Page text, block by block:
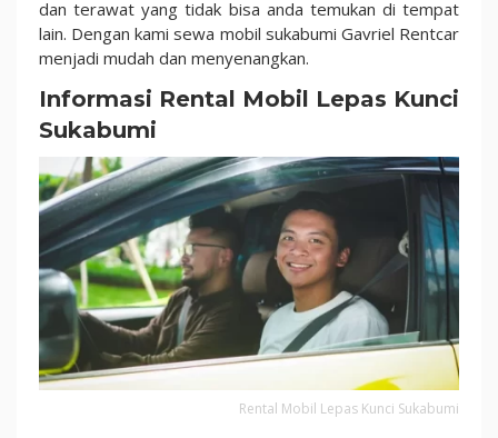
Kunci
Sukabumi
Murah
Ramah
Dikantong!
dan terawat yang tidak bisa anda temukan di tempat
lain. Dengan kami sewa mobil sukabumi Gavriel Rentcar
menjadi mudah dan menyenangkan.
Informasi Rental Mobil Lepas Kunci
Sukabumi
Rental Mobil Lepas Kunci Sukabumi